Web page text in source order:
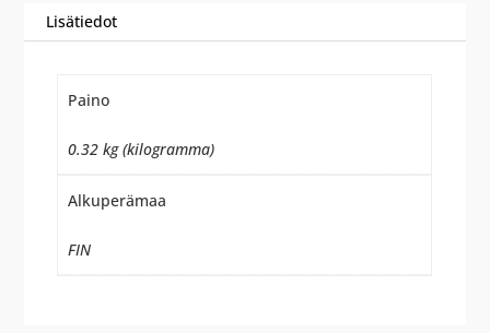
Lisätiedot
Paino
0.32 kg (kilogramma)
Alkuperämaa
FIN